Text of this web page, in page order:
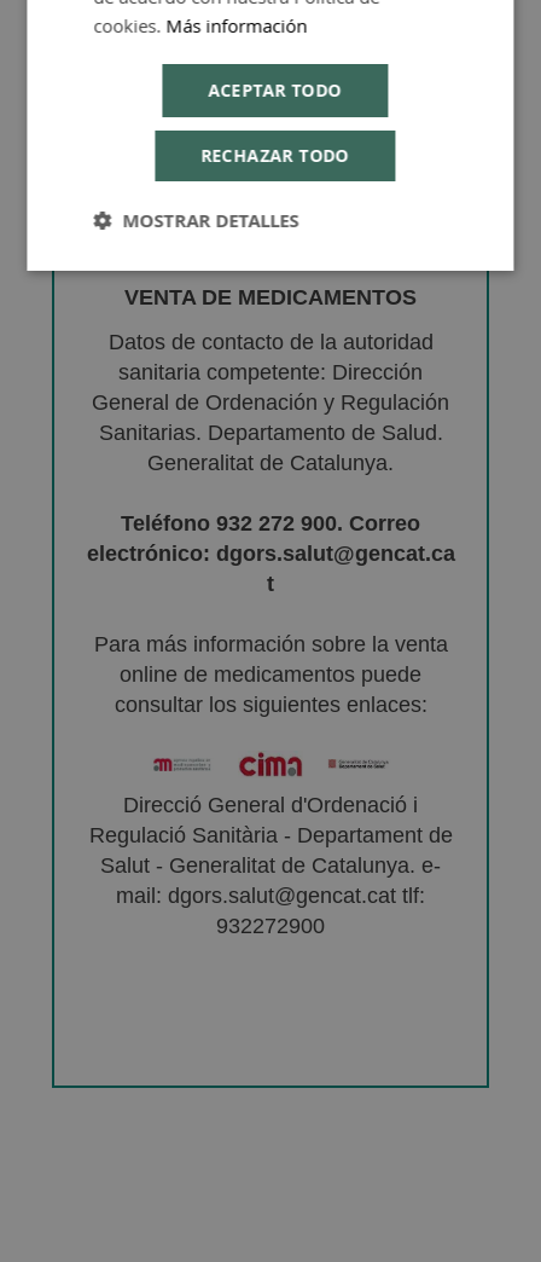
VENTA DE MEDICAMENTOS
Datos de contacto de la autoridad
sanitaria competente: Dirección
General de Ordenación y Regulación
Sanitarias. Departamento de Salud.
Generalitat de Catalunya.
Teléfono 932 272 900. Correo
electrónico: dgors.salut@gencat.ca
t
Para más información sobre la venta
online de medicamentos puede
consultar los siguientes enlaces:
Direcció General d'Ordenació i
Regulació Sanitària - Departament de
Salut - Generalitat de Catalunya. e-
mail: dgors.salut@gencat.cat tlf:
932272900
cookies. Más información
ACEPTAR TODO
RECHAZAR TODO
MOSTRAR DETALLES